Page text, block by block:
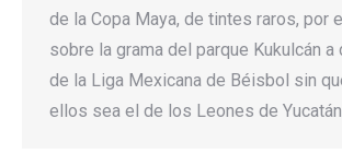
de la Copa Maya, de tintes raros, por
sobre la grama del parque Kukulcán
de la Liga Mexicana de Béisbol sin
ellos sea el de los Leones de Yucatán.